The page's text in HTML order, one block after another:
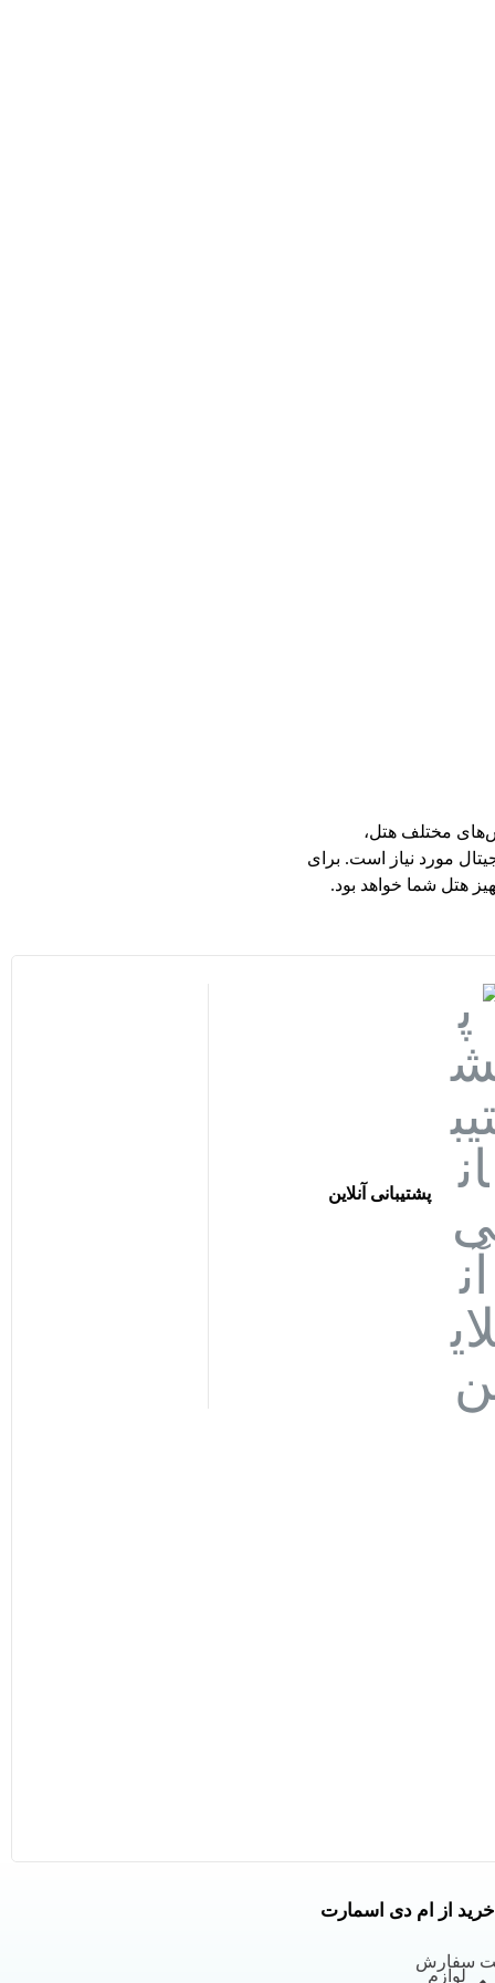
مختلف هتل،
مورد نیاز است. برای
هتل شما خواهد بود.
پشتیبانی آنلاین
لوازم
خرید از ام دی اسمارت
سفارش